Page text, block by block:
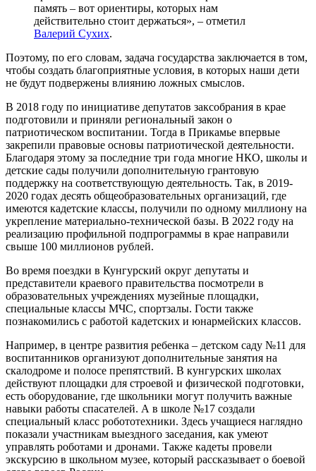
память – вот ориентиры, которых нам
действительно стоит держаться», – отметил
Валерий Сухих.
Поэтому, по его словам, задача государства заключается в том,
чтобы создать благоприятные условия, в которых наши дети
не будут подвержены влиянию ложных смыслов.
В 2018 году по инициативе депутатов заксобрания в крае
подготовили и приняли региональный закон о
патриотическом воспитании. Тогда в Прикамье впервые
закрепили правовые основы патриотической деятельности.
Благодаря этому за последние три года многие НКО, школы и
детские сады получили дополнительную грантовую
поддержку на соответствующую деятельность. Так, в 2019-
2020 годах десять общеобразовательных организаций, где
имеются кадетские классы, получили по одному миллиону на
укрепление материально-технической базы. В 2022 году на
реализацию профильной подпрограммы в крае направили
свыше 100 миллионов рублей.
Во время поездки в Кунгурский округ депутаты и
представители краевого правительства посмотрели в
образовательных учреждениях музейные площадки,
специальные классы МЧС, спортзалы. Гости также
познакомились с работой кадетских и юнармейских классов.
Например, в центре развития ребенка – детском саду №11 для
воспитанников организуют дополнительные занятия на
скалодроме и полосе препятствий. В кунгурских школах
действуют площадки для строевой и физической подготовки,
есть оборудование, где школьники могут получить важные
навыки работы спасателей. А в школе №17 создали
специальный класс робототехники. Здесь учащиеся наглядно
показали участникам выездного заседания, как умеют
управлять роботами и дронами. Также кадеты провели
экскурсию в школьном музее, который рассказывает о боевой